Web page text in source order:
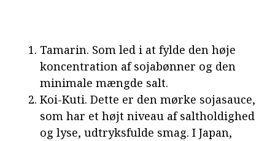
Tamarin. Som led i at fylde den høje
koncentration af sojabønner og den
minimale mængde salt.
Koi-Kuti. Dette er den mørke sojasauce,
som har et højt niveau af saltholdighed
og lyse, udtryksfulde smag. I Japan,